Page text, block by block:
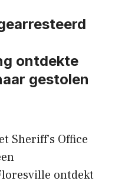
ontdekte
gestolen
Sheriff’s Office
ontdekt